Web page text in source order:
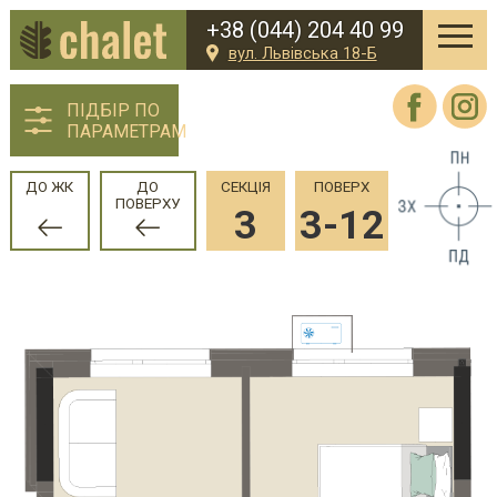
+38 (044) 204 40 99
вул. Львівська 18-Б
ПІДБІР ПО
ПАРАМЕТРАМ
ДО ЖК
ДО
ПОВЕРХУ
СЕКЦІЯ
3
ПОВЕРХ
3-12